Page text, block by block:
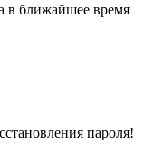
в ближайшее время
пароля!